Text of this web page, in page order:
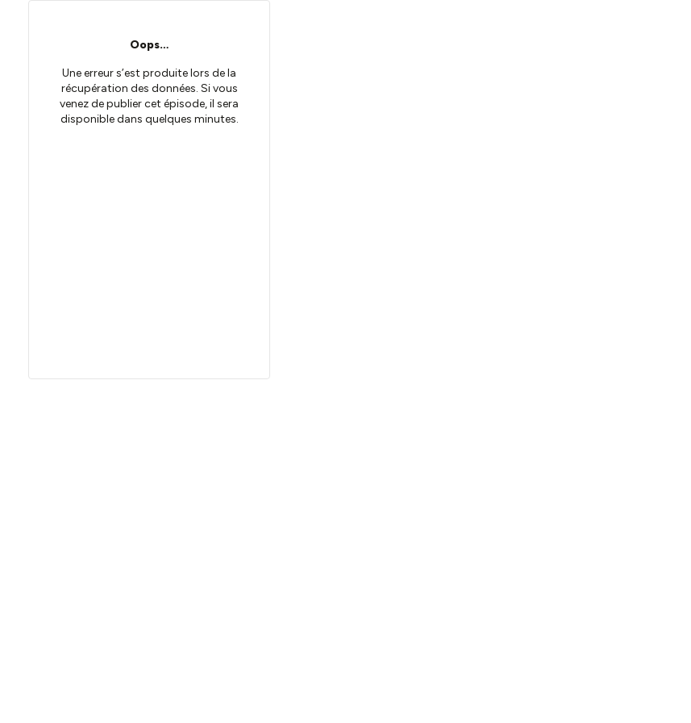
Oops…
Une erreur s’est produite lors de la
récupération des données. Si vous
venez de publier cet épisode, il sera
disponible dans quelques minutes.